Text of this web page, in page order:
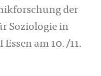
der
Soziologie in
am 10./11.